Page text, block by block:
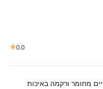
0.0
מחומר ורקמה באיכות